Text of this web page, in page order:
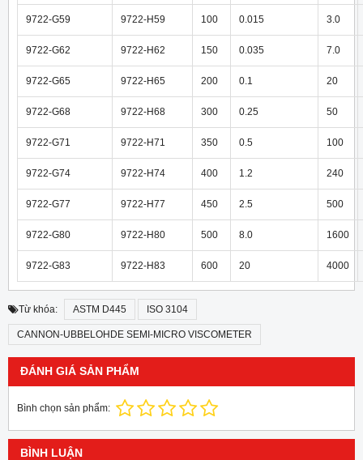
9722-G59 9722-H59 100 0.015 3.0
9722-G62 9722-H62 150 0.035 7.0
9722-G65 9722-H65 200 0.1 20
9722-G68 9722-H68 300 0.25 50
9722-G71 9722-H71 350 0.5 100
9722-G74 9722-H74 400 1.2 240
9722-G77 9722-H77 450 2.5 500
9722-G80 9722-H80 500 8.0 1600
9722-G83 9722-H83 600 20 4000
Từ khóa: ASTM D445 ISO 3104
CANNON-UBBELOHDE SEMI-MICRO VISCOMETER
ĐÁNH GIÁ SẢN PHẨM
Bình chọn sản phẩm:
BÌNH LUẬN